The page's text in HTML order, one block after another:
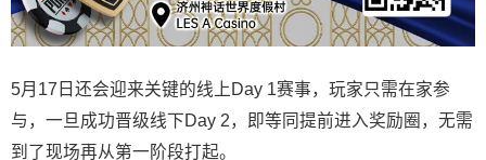
5月17日还会迎来关键的线上Day 1赛事，玩家只需在家参
与，一旦成功晋级线下Day 2，即等同提前进入奖励圈，无需
到了现场再从第一阶段打起。